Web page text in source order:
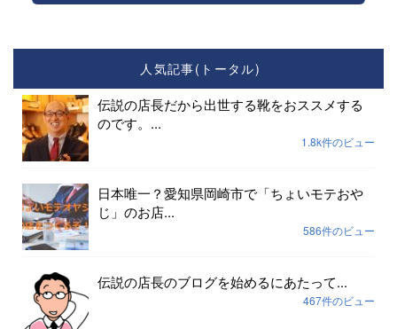
人気記事(トータル)
伝説の店長だから出世する靴をおススメする
のです。...
1.8k件のビュー
日本唯一？愛知県岡崎市で「ちょいモテおや
じ」のお店...
586件のビュー
伝説の店長のブログを始めるにあたって...
467件のビュー